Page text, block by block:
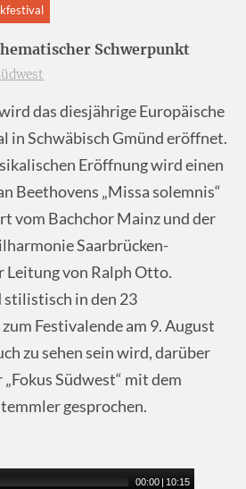
Schwerpunkt
das diesjährige Europäische
in Schwäbisch Gmünd eröffnet.
Eröffnung wird einen
Beethovens „Missa solemnis“
vom Bachchor Mainz und der
Saarbrücken-
von Ralph Otto.
stilistisch in den 23
Festivalende am 9. August
zu sehen sein wird, darüber
Südwest“ mit dem
gesprochen.
00:00 | 10:15